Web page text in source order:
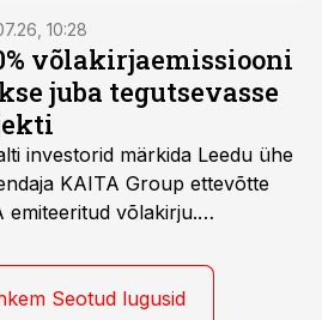
10:28
võlakirjaemissiooni
juba tegutsevasse
investorid märkida Leedu ühe
KAITA Group ettevõtte
emiteeritud võlakirju.
on 1000 eurot.
Seotud lugusid